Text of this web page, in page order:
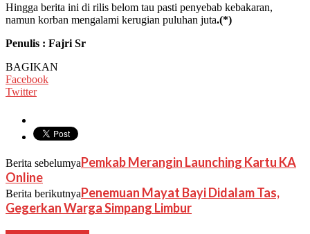
Hingga berita ini di rilis belom tau pasti penyebab kebakaran,
namun korban mengalami kerugian puluhan juta.(*)
Penulis : Fajri Sr
BAGIKAN
Facebook
Twitter
Berita sebelumyaPemkab Merangin Launching Kartu KA
Online
Berita berikutnyaPenemuan Mayat Bayi Didalam Tas,
Gegerkan Warga Simpang Limbur